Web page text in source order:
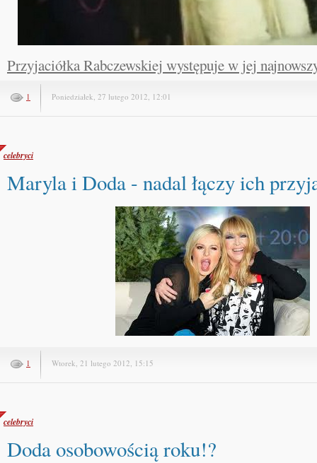
Przyjaciółka Rabczewskiej występuje w jej
1 Poniedziałek, 27 lutego 2012, 12:01
celebryci
Maryla i Doda - nadal łączy ich
1 Wtorek, 21 lutego 2012, 15:15
celebryci
Doda osobowością roku!?